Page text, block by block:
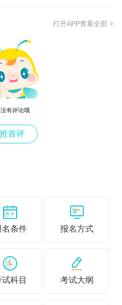
计划完成学习和做题；各
编辑调整打卡表哦！
打开APP查看全部 >
有评论哦
抢首评
名条件 报名方式
科目 考试大纲